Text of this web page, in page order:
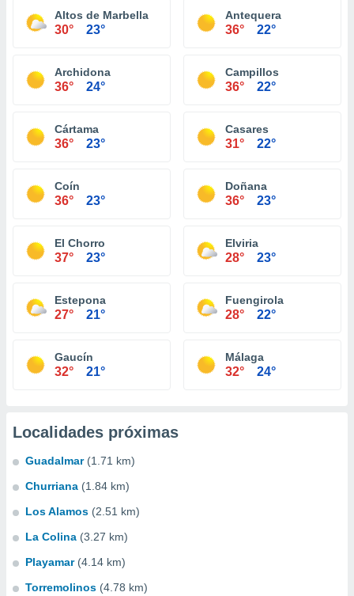
Altos de Marbella
30° 23°
Antequera
36° 22°
Archidona
36° 24°
Campillos
36° 22°
Cártama
36° 23°
Casares
31° 22°
Coín
36° 23°
Doñana
36° 23°
El Chorro
37° 23°
Elviria
28° 23°
Estepona
27° 21°
Fuengirola
28° 22°
Gaucín
32° 21°
Málaga
32° 24°
Localidades próximas
Guadalmar (1.71 km)
Churriana (1.84 km)
Los Alamos (2.51 km)
La Colina (3.27 km)
Playamar (4.14 km)
Torremolinos (4.78 km)